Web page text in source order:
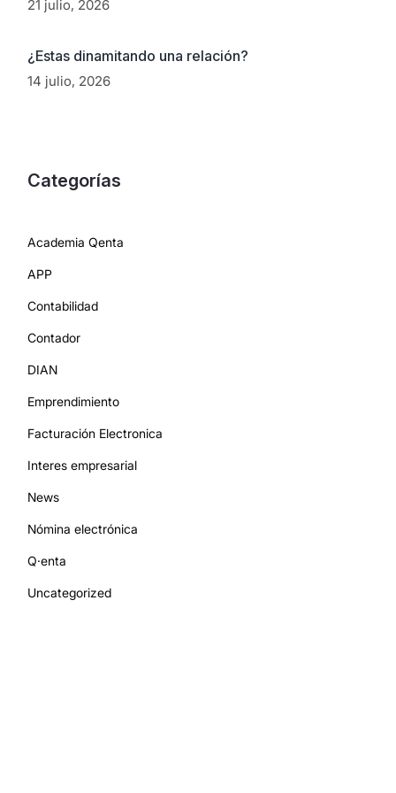
21 julio, 2026
¿Estas dinamitando una relación?
14 julio, 2026
Categorías
Academia Qenta
APP
Contabilidad
Contador
DIAN
Emprendimiento
Facturación Electronica
Interes empresarial
News
Nómina electrónica
Q·enta
Uncategorized